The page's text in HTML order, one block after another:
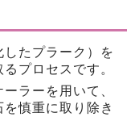
たプラーク）を
プロセスです。
ラーを用いて、
慎重に取り除き